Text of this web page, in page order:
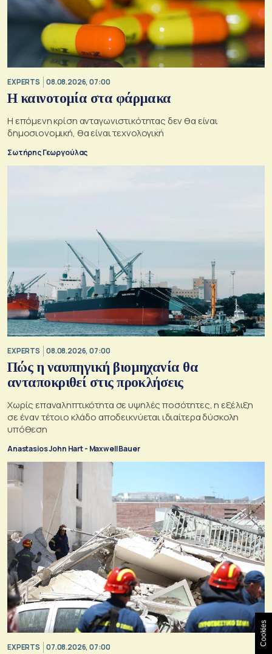
EXPERTS 08.08.2026, 07:00
Η καινοτομία στα φάρμακα
Η επόμενη κρίση ανταγωνιστικότητας δεν θα είναι
δημοσιονομική, θα είναι τεχνολογική
Σωτήρης Γεωργούλας
EXPERTS 08.08.2026, 07:00
Πώς η ναυπηγική βιομηχανία θα
ανταποκριθεί στις προκλήσεις
Χωρίς επαναληπτικότητα σε υψηλές ποσότητες, η εξέλιξη
σε έναν τέτοιο κλάδο αποδεικνύεται ιδιαίτερα δύσκολη
υπόθεση
Anastasios John Hart - Maxwell Bauer
EXPERTS 07.08.2026, 07:00
Cookies